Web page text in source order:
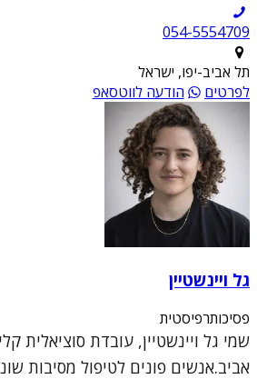
054-5554709
תל אביב-יפו, ישראל
לפרטים
הודעה לווטסאפ
גל ויינשטיין
פסיכותרפיסטית
אביב.אנשים פונים לטיפול מסיבות